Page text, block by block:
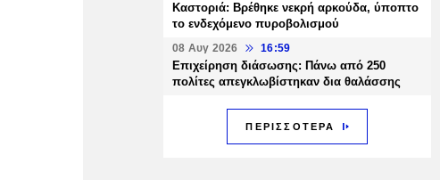
Καστοριά: Βρέθηκε νεκρή αρκούδα, ύποπτο
το ενδεχόμενο πυροβολισμού
08 Αυγ 2026 16:59
Επιχείρηση διάσωσης: Πάνω από 250
πολίτες απεγκλωβίστηκαν δια θαλάσσης
ΠΕΡΙΣΣΟΤΕΡΑ